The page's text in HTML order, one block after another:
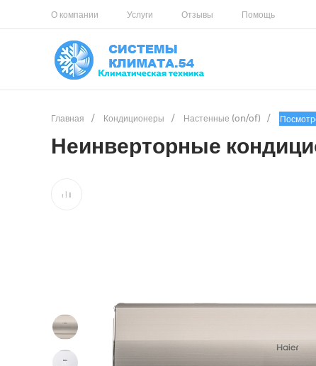
О компании Услуги Отзывы Помощь
Главная / Кондиционеры / Настенные (on/of) /
Неинверторные